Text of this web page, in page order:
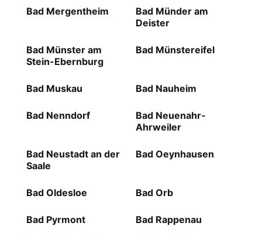
Bad Mergentheim
Bad Münder am
Deister
Bad Münster am
Stein-Ebernburg
Bad Münstereifel
Bad Muskau Bad Nauheim
Bad Nenndorf
Bad Neuenahr-
Ahrweiler
Bad Neustadt an der
Saale
Bad Oeynhausen
Bad Oldesloe Bad Orb
Bad Pyrmont Bad Rappenau